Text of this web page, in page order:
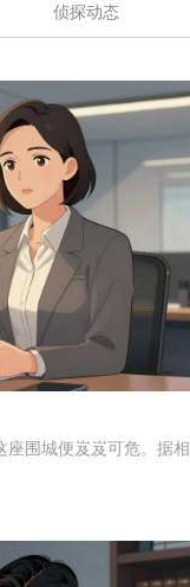
侦探动态
座围城便岌岌可危。据相